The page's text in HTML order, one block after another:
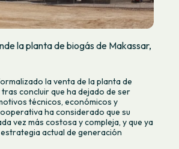
la planta de biogás de Makassar,
la venta de la planta de
concluir que ha dejado de ser
técnicos, económicos y
ha considerado que su
vez más costosa y compleja, y que ya
actual de generación